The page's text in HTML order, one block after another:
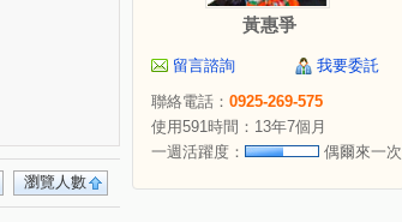
瀏覽人數
黃惠爭
留言諮詢
我要委託
聯絡電話： 0925-269-575
使用591時間：13年7個月
一週活躍度：
偶爾來一次